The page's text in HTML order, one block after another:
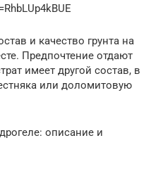
и качество грунта на
Предпочтение отдают
имеет другой состав, в
или доломитовую
описание и